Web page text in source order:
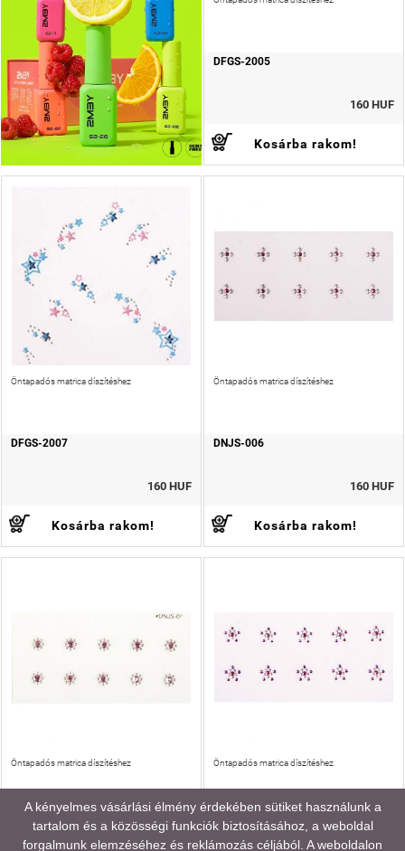
DFGS-2005
160 HUF
Kosárba rakom!
Öntapadós matrica díszítéshez
DFGS-2007
160 HUF
Kosárba rakom!
Öntapadós matrica díszítéshez
DNJS-006
160 HUF
Kosárba rakom!
Öntapadós matrica díszítéshez
DNJS-009
Öntapadós matrica díszítéshez
DNJS-012
A kényelmes vásárlási élmény érdekében sütiket használunk a
tartalom és a közösségi funkciók biztosításához, a weboldal
forgalmunk elemzéséhez és reklámozás céljából. A weboldalon